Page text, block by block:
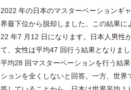
2022 年の日本のマスターベーションギ
界最下位から脱却しました。この結果
22 年7 月12 日になります。日本人男性
て、女性は平均47 回行う結果となりま
平均28 回マスターベーションを行う結
ションを全くしないと回答。一方、世